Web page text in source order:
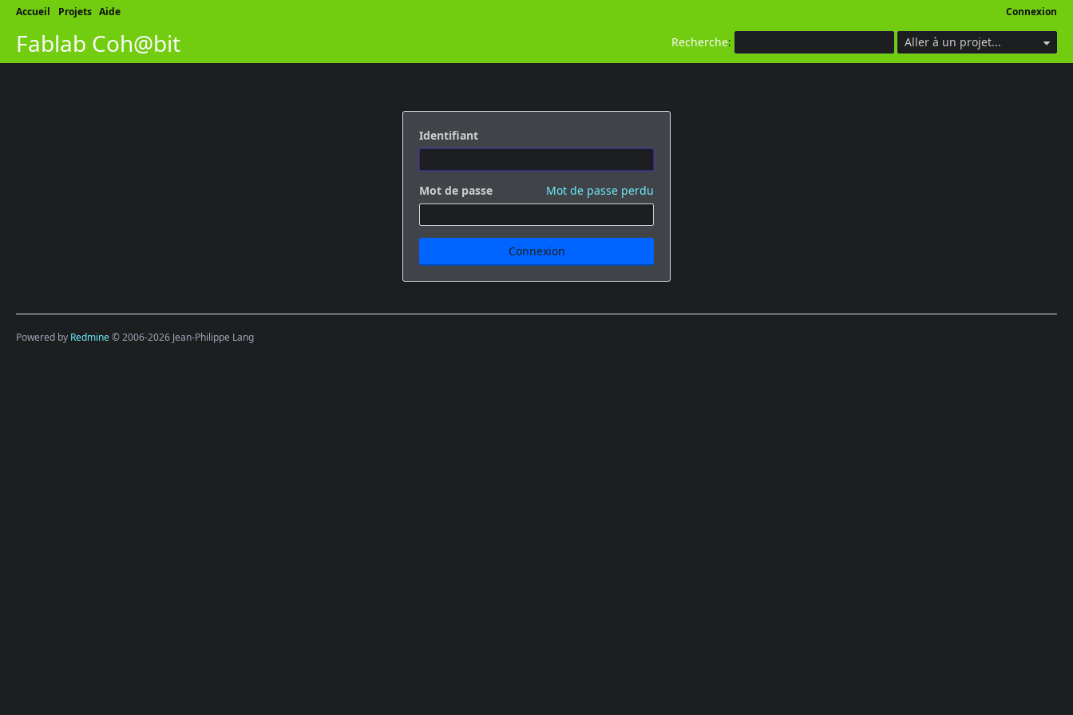
Connexion
Accueil Projets Aide
Recherche: Aller à un projet...
Fablab Coh@bit
Identifiant
Mot de passe Mot de passe perdu
Powered by Redmine© 2006-2026 Jean-Philippe Lang